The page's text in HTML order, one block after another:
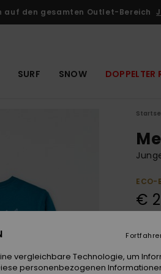
auf den gesamten Outlet-Bereich
SURF SNOW DOPPELTER
ECO-
€
Farbe
vergleichbare Technologie, um
personenbezogenen